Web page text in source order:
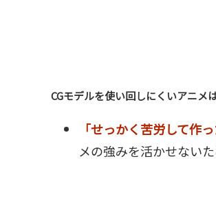
CGモデルを使い回しにくいアニメ
「せっかく苦労して作
メの強みを活かせない